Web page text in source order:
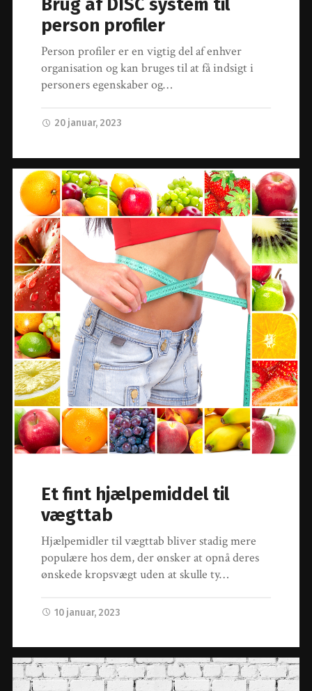
Brug af DISC system til
person profiler
Person profiler er en vigtig del af enhver
organisation og kan bruges til at få indsigt i
personers egenskaber og…
20 januar, 2023
Et fint hjælpemiddel til
vægttab
Hjælpemidler til vægttab bliver stadig mere
populære hos dem, der ønsker at opnå deres
ønskede kropsvægt uden at skulle ty…
10 januar, 2023